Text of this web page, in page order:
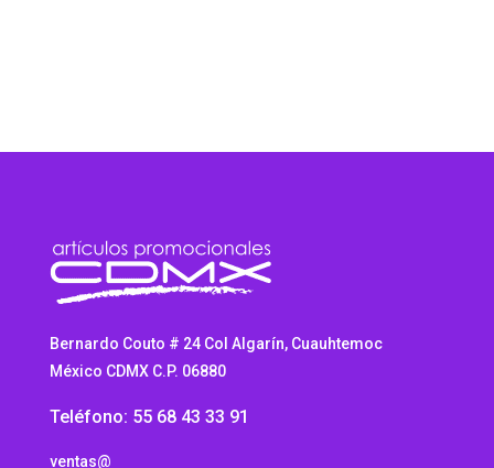
Bernardo Couto # 24 Col Algarín, Cuauhtemoc
México CDMX C.P. 06880
Teléfono: 55 68 43 33 91
ventas@